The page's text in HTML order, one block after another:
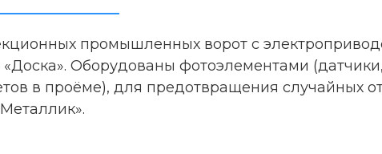
промышленных ворот с
Оборудованы фотоэлементами
в проёме), для предотвращения случайных